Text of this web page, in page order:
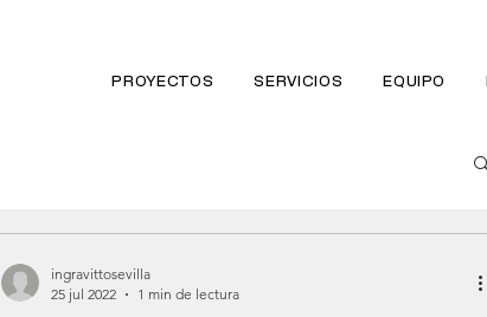
PROYECTOS SERVICIOS EQUIPO
ingravittosevilla
25 jul 2022
1 min de lectura